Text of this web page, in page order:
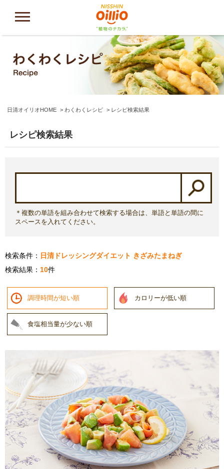
日清オイリオHOME わくわくレシピ レシピ検索結果
レシピ検索結果
＊複数の単語を組み合わせて検索する場合は、単語と単語の間に
スペースを入れてください。
検索条件： 日清ドレッシングダイエット きざみたまねぎ
検索結果： 10件
調理時間が短い順 カロリーが低い順
食塩相当量が少ない順